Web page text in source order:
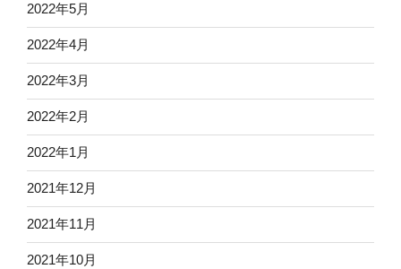
2022年5月
2022年4月
2022年3月
2022年2月
2022年1月
2021年12月
2021年11月
2021年10月